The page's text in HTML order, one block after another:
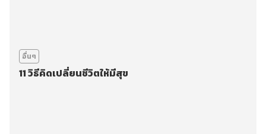
อื่นๆ
11 วิธีคิดเปลี่ยนชีวิตให้มีสุข